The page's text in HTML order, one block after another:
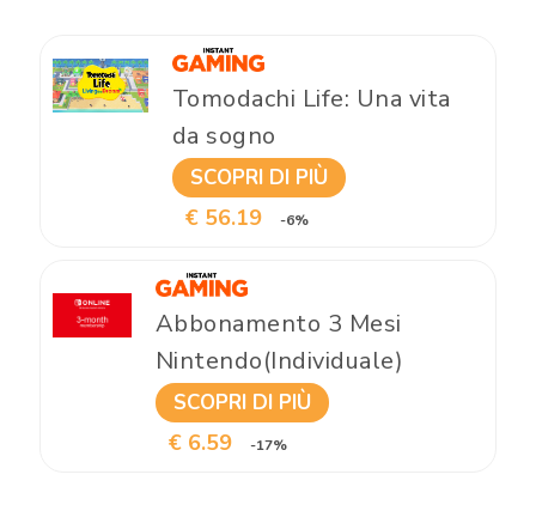
Tomodachi Life: Una vita
da sogno
SCOPRI DI PIÙ
€ 56.19 -6%
Abbonamento 3 Mesi
Nintendo(Individuale)
SCOPRI DI PIÙ
€ 6.59 -17%